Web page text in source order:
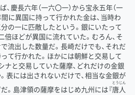
慶長六年（一六〇一）から宝永五年（一
間に異国に持って行かれた金は、当時わ
の一に匹敵したという。銀にいたって
倍ほどが異国に流れていた。むろん、そ
流出した数量だ。長崎だけでも、それだ
て行かれた。ほかには朝鮮と交易して
ナと交易していた薩摩、どれだけの金銀
表には出されないだけで、相当な金銀が
。島津領の薩摩をはじめ九州には『唐
とう
人
じん